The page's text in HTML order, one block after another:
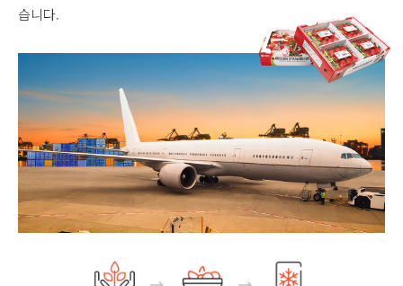
습니다.